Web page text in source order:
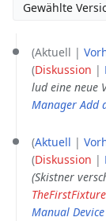
Mai
2020
Aktuell
Diskussion
lud eine neue
Manager Add
Aktuell
Diskussion
Skistner
Manual